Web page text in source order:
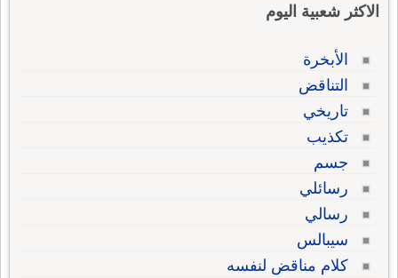
الاكثر شعبية اليوم
الأبخرة
التناقض
تاريخي
تكذيب
جسم
رسائلي
رسالي
سيبالس
كلام مناقض لنفسه